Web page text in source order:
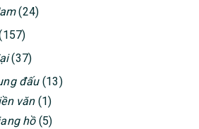
(24)
(37)
đấu(13)
văn(1)
hồ(5)